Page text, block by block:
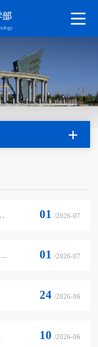
01 /2026-07
01 /2026-07
24 /2026-06
10 /2026-06